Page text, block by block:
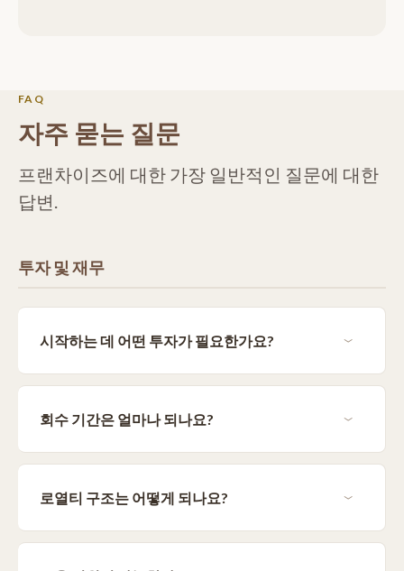
FAQ
자주 묻는 질문
프랜차이즈에 대한 가장 일반적인 질문에 대한
답변.
투자 및 재무
시작하는 데 어떤 투자가 필요한가요?
회수 기간은 얼마나 되나요?
로열티 구조는 어떻게 되나요?